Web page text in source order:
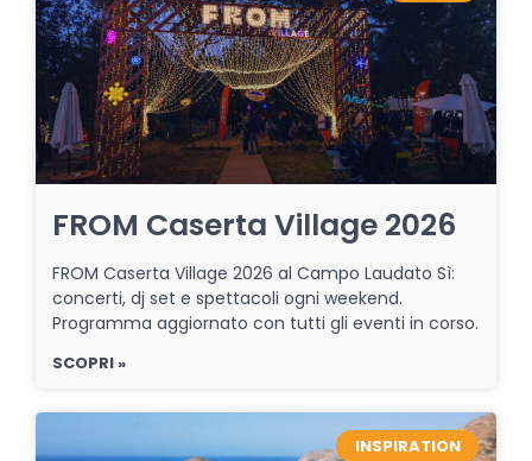
FROM Caserta Village 2026
FROM Caserta Village 2026 al Campo Laudato Sì:
concerti, dj set e spettacoli ogni weekend.
Programma aggiornato con tutti gli eventi in corso.
SCOPRI »
INSPIRATION